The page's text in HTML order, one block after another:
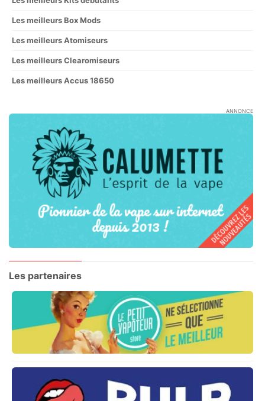
Les meilleurs Box Mods
Les meilleurs Atomiseurs
Les meilleurs Clearomiseurs
Les meilleurs Accus 18650
ANNONCE
Les partenaires